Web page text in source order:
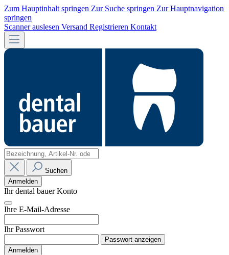
Zum Hauptinhalt springen Zur Suche springen Zur Hauptnavigation
springen
Scanner auslesen Versand Registrieren Kontakt
Suchen
Anmelden
Ihr dental bauer Konto
Ihre E-Mail-Adresse
Ihr Passwort
Passwort anzeigen
Anmelden